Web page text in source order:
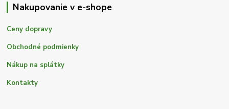
Nakupovanie v e-shope
Ceny dopravy
Obchodné podmienky
Nákup na splátky
Kontakty